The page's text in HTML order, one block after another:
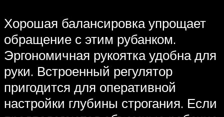
Хорошая балансировка упрощает
обращение с этим рубанком.
Эргономичная рукоятка удобна для
руки. Встроенный регулятор
пригодится для оперативной
настройки глубины строгания. Если